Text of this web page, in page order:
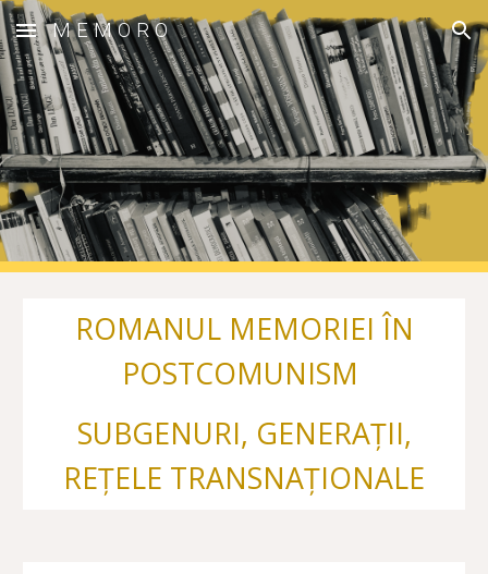
Skip to main content Skip to navigation
M E M O R O
ROMANUL MEMORIEI ÎN
POSTCOMUNISM
SUBGENURI, GENERAȚII,
REȚELE TRANSNAȚIONALE